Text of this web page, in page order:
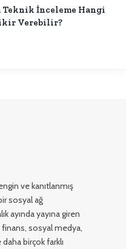
Teknik İnceleme Hangi
Verebilir?
ve kanıtlanmış
sosyal ağ
ayında yayına giren
sosyal medya,
birçok farklı